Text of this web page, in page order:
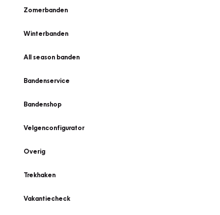
Zomerbanden
Winterbanden
All season banden
Bandenservice
Bandenshop
Velgenconfigurator
Overig
Trekhaken
Vakantiecheck